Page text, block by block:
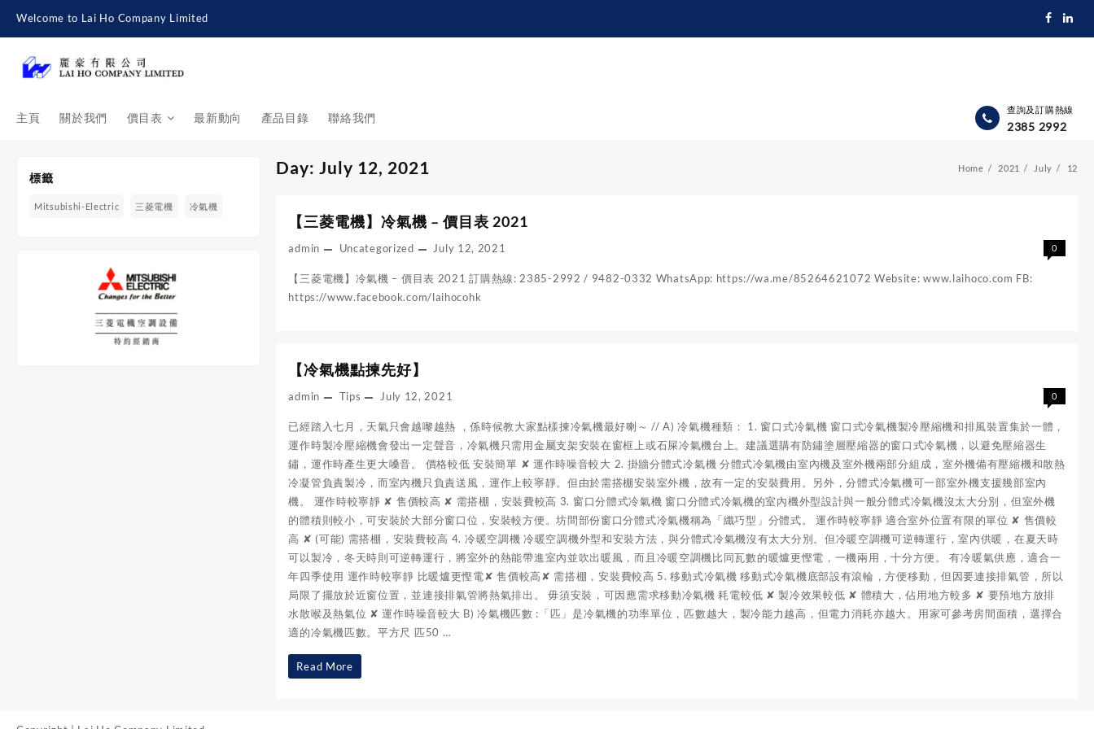
content
Welcome to Lai Ho Company Limited
主頁 關於我們 價目表 最新動向 產品目錄 聯絡我們
查詢及訂購熱線
2385 2992
標籤
Mitsubishi-Electric 三菱電機 冷氣機
Day:July 12, 2021 Home 2021 July 12
【三菱電機】冷氣機 – 價目表 2021
admin Uncategorized July 12, 2021 0
【三菱電機】冷氣機 – 價目表 2021 訂購熱線: 2385-2992 / 9482-0332 WhatsApp: https://wa.me/85264621072 Website: www.laihoco.com FB:
https://www.facebook.com/laihocohk
【冷氣機點揀先好】
admin Tips July 12, 2021 0
已經踏入七月，天氣只會越嚟越熱 ，係時候教大家點樣揀冷氣機最好喇～ // A) 冷氣機種類： 1. 窗口式冷氣機 窗口式冷氣機製冷壓縮機和排風裝置集於一體，
運作時製冷壓縮機會發出一定聲音，冷氣機只需用金屬支架安裝在窗框上或石屎冷氣機台上。建議選購有防鏽塗層壓縮器的窗口式冷氣機，以避免壓縮器生
鏽，運作時產生更大嗓音。 價格較低 安裝簡單 ✘ 運作時噪音較大 2. 掛牆分體式冷氣機 分體式冷氣機由室內機及室外機兩部分組成，室外機備有壓縮機和散熱
冷凝管負責製冷，而室內機只負責送風，運作上較寧靜。但由於需搭棚安裝室外機，故有一定的安裝費用。另外，分體式冷氣機可一部室外機支援幾部室內
機。 運作時較寧靜 ✘ 售價較高 ✘ 需搭棚，安裝費較高 3. 窗口分體式冷氣機 窗口分體式冷氣機的室內機外型設計與一般分體式冷氣機沒太大分別，但室外機
的體積則較小，可安裝於大部分窗口位，安裝較方便。坊間部份窗口分體式冷氣機稱為「纖巧型」分體式。 運作時較寧靜 適合室外位置有限的單位 ✘ 售價較
高 ✘ (可能) 需搭棚，安裝費較高 4. 冷暖空調機 冷暖空調機外型和安裝方法，與分體式冷氣機沒有太大分別。但冷暖空調機可逆轉運行，室內供暖，在夏天時
可以製冷，冬天時則可逆轉運行，將室外的熱能帶進室內並吹出暖風，而且冷暖空調機比同瓦數的暖爐更慳電，一機兩用，十分方便。 有冷暖氣供應，適合一
年四季使用 運作時較寧靜 比暖爐更慳電✘ 售價較高✘ 需搭棚，安裝費較高 5. 移動式冷氣機 移動式冷氣機底部設有滾輪，方便移動，但因要連接排氣管，所以
局限了擺放於近窗位置，並連接排氣管將熱氣排出。 毋須安裝，可因應需求移動冷氣機 耗電較低 ✘ 製冷效果較低 ✘ 體積大，佔用地方較多 ✘ 要預地方放排
水散喉及熱氣位 ✘ 運作時噪音較大 B) 冷氣機匹數 :「匹」是冷氣機的功率單位，匹數越大，製冷能力越高，但電力消耗亦越大。用家可參考房間面積，選擇合
適的冷氣機匹數。平方尺 匹50 …
【冷
Read More